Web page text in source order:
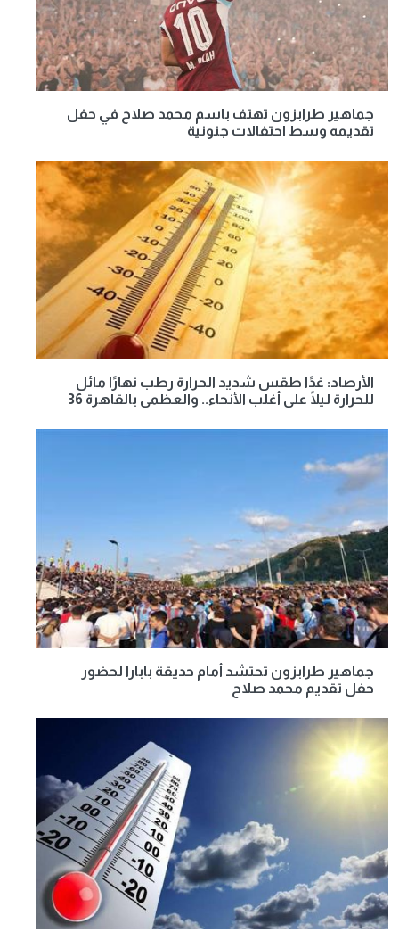
جماهير طرابزون تهتف باسم محمد صلاح في حفل
تقديمه وسط احتفالات جنونية
الأرصاد: غدًا طقس شديد الحرارة رطب نهارًا مائل
للحرارة ليلًا على أغلب الأنحاء.. والعظمى بالقاهرة 36
جماهير طرابزون تحتشد أمام حديقة بابارا لحضور
حفل تقديم محمد صلاح